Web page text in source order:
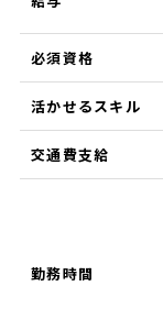
必須資格
活かせるスキル
交通費支給
勤務時間